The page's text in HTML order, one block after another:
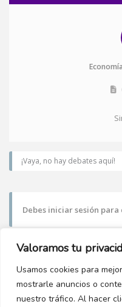
Valoramos tu
Usamos cookies para
mostrarle anuncios o
nuestro tráfico. Al hacer
¡Vaya, no hay debates aquí!
Debes iniciar sesión